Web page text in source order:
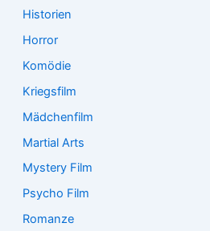
Historien
Horror
Komödie
Kriegsfilm
Mädchenfilm
Martial Arts
Mystery Film
Psycho Film
Romanze